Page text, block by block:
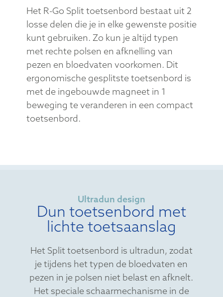
2 delen voor maximale vrijheid
Ergonomisch gesplitst
typen
Het R-Go Split toetsenbord bestaat uit 2
pezen en bloedvaten voorkomen. Dit
met de ingebouwde magneet in 1
beweging te veranderen in een compact
toetsenbord.